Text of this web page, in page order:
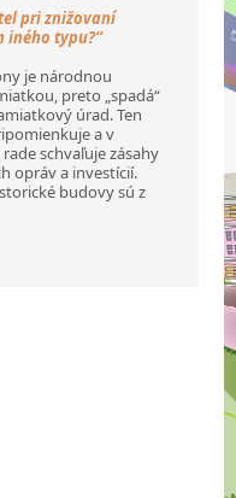
pri znižovaní
iného typu?“
je národnou
preto „spadá“
úrad. Ten
a v
schvaľuje zásahy
opráv a investícií.
budovy sú z